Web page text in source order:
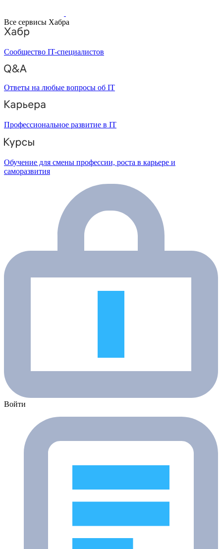
Все сервисы Хабра
Сообщество IT-специалистов
Ответы на любые вопросы об IT
Профессиональное развитие в IT
Обучение для смены профессии, роста в карьере и
саморазвития
Войти